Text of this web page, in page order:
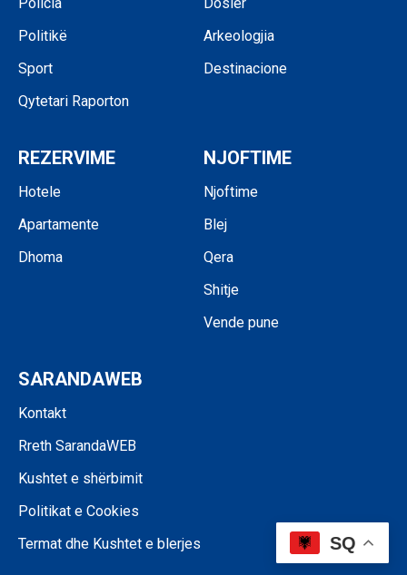
Politikë
Sport
Qytetari Raporton
Arkeologjia
Destinacione
REZERVIME
Hotele
Apartamente
Dhoma
NJOFTIME
Njoftime
Blej
Qera
Shitje
Vende pune
SARANDAWEB
Kontakt
Rreth SarandaWEB
Kushtet e shërbimit
Politikat e Cookies
Termat dhe Kushtet e blerjes
SQ